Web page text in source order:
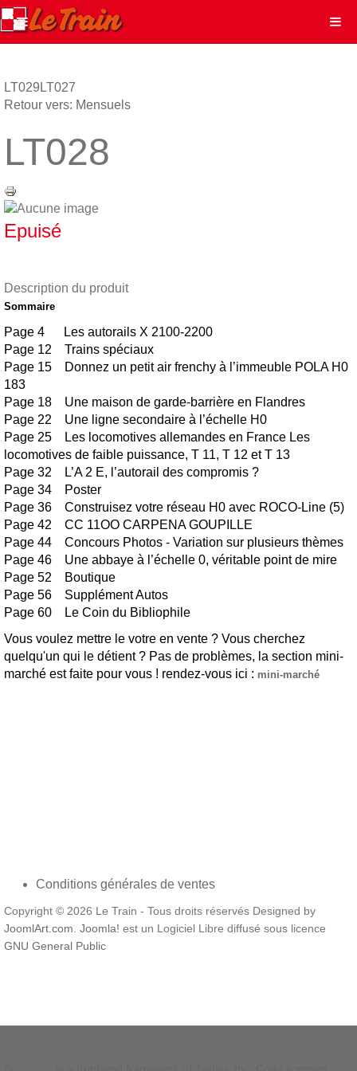
LT029 LT027
Retour vers: Mensuels
LT028
Epuisé
Description du produit
Sommaire
Page 4 Les autorails X 2100-2200
Page 12 Trains spéciaux
Page 15 Donnez un petit air frenchy à l’immeuble POLA H0
183
Page 18 Une maison de garde-barrière en Flandres
Page 22 Une ligne secondaire à l’échelle H0
Page 25 Les locomotives allemandes en France Les
locomotives de faible puissance, T 11, T 12 et T 13
Page 32 L’A 2 E, l’autorail des compromis ?
Page 34 Poster
Page 36 Construisez votre réseau H0 avec ROCO-Line (5)
Page 42 CC 11OO CARPENA GOUPILLE
Page 44 Concours Photos - Variation sur plusieurs thèmes
Page 46 Une abbaye à l’échelle 0, véritable point de mire
Page 52 Boutique
Page 56 Supplément Autos
Page 60 Le Coin du Bibliophile
Vous voulez mettre le votre en vente ? Vous cherchez
quelqu'un qui le détient ? Pas de problèmes, la section mini-
marché est faite pour vous ! rendez-vous ici : mini-marché
Conditions générales de ventes
Copyright © 2026 Le Train - Tous droits réservés Designed by
JoomlArt.com Joomla! est un Logiciel Libre diffusé sous licence
GNU General Public